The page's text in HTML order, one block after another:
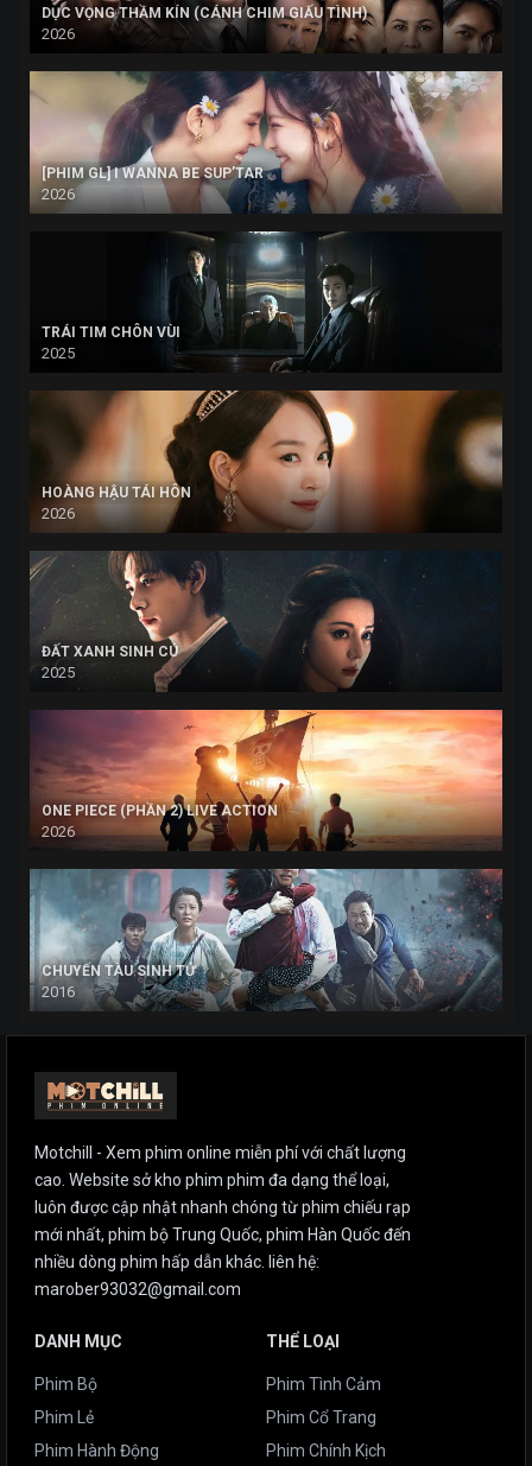
DỤC VỌNG THẦM KÍN (CÁNH CHIM GIẤU TÌNH)
2026
[PHIM GL] I WANNA BE SUP’TAR
2026
TRÁI TIM CHÔN VÙI
2025
HOÀNG HẬU TÁI HÔN
2026
ĐẤT XANH SINH CÚ
2025
ONE PIECE (PHẦN 2) LIVE ACTION
2026
CHUYẾN TÀU SINH TỬ
2016
Motchill - Xem phim online miễn phí với chất lượng
cao. Website sở kho phim phim đa dạng thể loại,
luôn được cập nhật nhanh chóng từ phim chiếu rạp
mới nhất, phim bộ Trung Quốc, phim Hàn Quốc đến
nhiều dòng phim hấp dẫn khác. liên hệ:
marober93032@gmail.com
DANH MỤC
Phim Bộ
Phim Lẻ
Phim Hành Động
THỂ LOẠI
Phim Tình Cảm
Phim Cổ Trang
Phim Chính Kịch